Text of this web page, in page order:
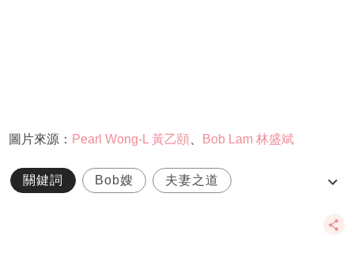
圖片來源： Pearl Wong-L 黃乙頤、 Bob Lam 林盛斌
關鍵詞 Bob嫂 夫妻之道